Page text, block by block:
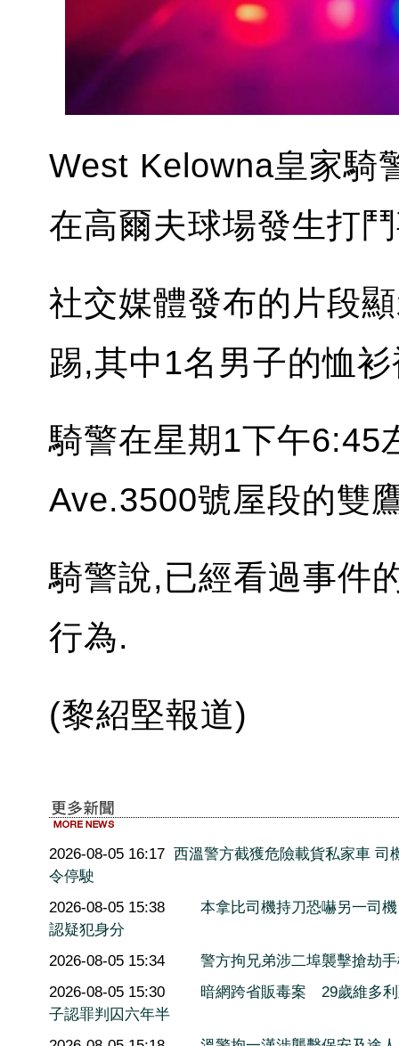
West Kelowna皇家騎
在高爾夫球場發生打
社交媒體發布的片段
踢,其中1名男子的恤
騎警在星期1下午6:45
Ave.3500號屋段的雙
騎警說,已經看過事件
行為.
(黎紹堅報道)
2026-08-05 16:17 西溫警方截獲危險載貨私家車 司
令停駛
2026-08-05 15:38
本拿比司機持刀恐嚇另一司
認疑犯身分
2026-08-05 15:34
警方拘兄弟涉二埠襲擊搶劫
2026-08-05 15:30
暗網跨省販毒案 29歲維多
子認罪判囚六年半